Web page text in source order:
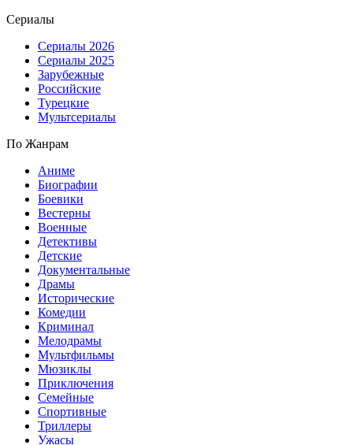
Сериалы
Сериалы 2026
Сериалы 2025
Зарубежные
Российские
Турецкие
Мультсериалы
По Жанрам
Аниме
Биографии
Боевики
Вестерны
Военные
Детективы
Детские
Документальные
Драмы
Исторические
Комедии
Криминал
Мелодрамы
Мультфильмы
Мюзиклы
Приключения
Семейные
Спортивные
Триллеры
Ужасы